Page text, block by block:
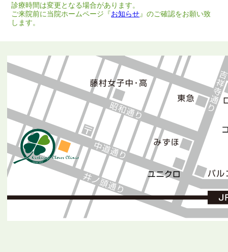
診療時間は変更となる場合があります。
ご来院前に当院ホームページ『お知らせ 』のご確認をお願い致
します。